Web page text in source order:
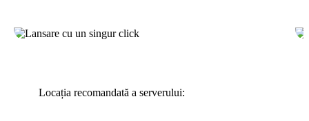
Locația recomandată a serverului: